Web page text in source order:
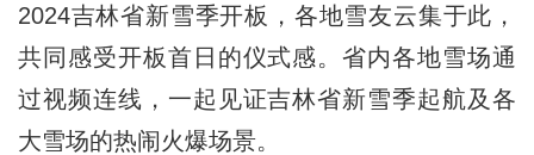
2024吉林省新雪季开板，各地雪友云集于此，
共同感受开板首日的仪式感。省内各地雪场通
过视频连线，一起见证吉林省新雪季起航及各
大雪场的热闹火爆场景。